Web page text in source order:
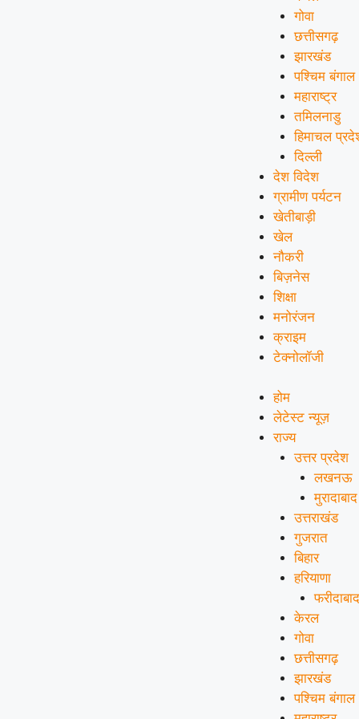
गोवा
छत्तीसगढ़
झारखंड
पश्चिम बंगाल
महाराष्ट्र
तमिलनाडु
हिमाचल
दिल्ली
देश विदेश
ग्रामीण पर्यटन
खेतीबाड़ी
खेल
नौकरी
बिज़नेस
शिक्षा
मनोरंजन
क्राइम
टेक्नोलॉजी
होम
लेटेस्ट न्यूज़
राज्य
उत्तर प्रदेश
लखनऊ
मुरादाबाद
उत्तराखंड
गुजरात
बिहार
हरियाणा
फरीदाबाद
केरल
गोवा
छत्तीसगढ़
झारखंड
पश्चिम बंगाल